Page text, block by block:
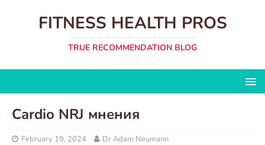
FITNESS HEALTH PROS
TRUE RECOMMENDATION BLOG
Cardio NRJ мнения
February 19, 2024 Dr Adam Neumann